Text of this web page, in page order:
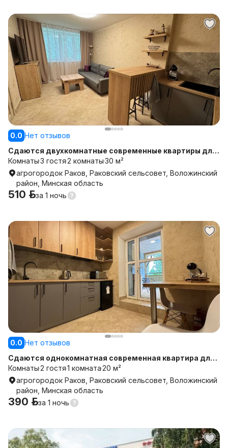
0.0 Нет отзывов
Сдаются двухкомнатные современные квартиры для
отдыха 213
Комнаты3 гостя2 комнаты30 м²
агрогородок Раков, Раковский сельсовет, Воложинский
район, Минская область
510 р.за 1 ночь
0.0 Нет отзывов
Сдаются однокомнатная современная квартира для
отдыха 212
Комнаты2 гостя1 комната20 м²
агрогородок Раков, Раковский сельсовет, Воложинский
район, Минская область
390 р.за 1 ночь